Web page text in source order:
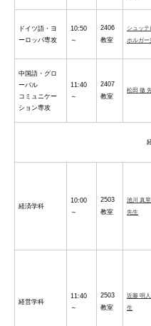
ドイツ語・ヨ
ーロッパ専攻
10:50
～
2406
教室
シュッテ
ホルガー
中国語・グロ
ーバル
コミュニケー
ション専攻
11:40
～
2407
教室
松田 徹
経済学科
10:00
～
2503
教室
池川 真
先生
経営学科
11:40
～
2503
教室
近藤 明
生